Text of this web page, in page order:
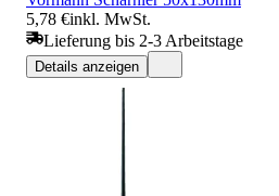
5,78 €inkl. MwSt.
Lieferung bis 2-3 Arbeitstage
Details anzeigen